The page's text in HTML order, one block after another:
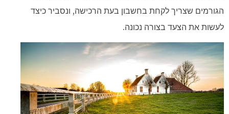
הגורמים שצריך לקחת בחשבון בעת הרכישה, ונסביר כיצד
לעשות את הצעד בצורה נכונה.